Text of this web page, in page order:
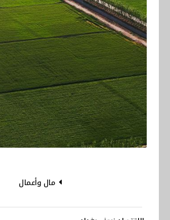
مال وأعمال